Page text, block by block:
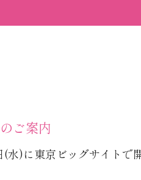
ご案内
(水)に東京ビッグサイトで